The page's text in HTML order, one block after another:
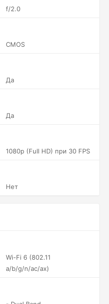
f/2.0
CMOS
Да
Да
1080p (Full HD) при 30 FPS
Нет
Wi-Fi 6 (802.11
a/b/g/n/ac/ax)